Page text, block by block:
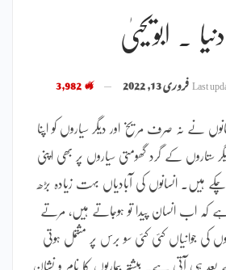
۔ ابویحییٰ
Lastفروری 13, 2022
ہے۔ انسانوں نے نہ صرف مریخ اور دیگر سیاروں کو اپنا
ستاروں کے گرد گھومتی سیاروں پر بھی اپنی
ہیں۔ انسانوں کی آبادیاں بہت زیادہ بڑھ
کہ اب انسان پیدا تو ہوجاتے ہیں، مرتے
جوانیاں کئی کئی سو برس پر مشتمل ہوتی
ہی آتی ہے۔ بیشتر بیماریوں کا نام و نشان